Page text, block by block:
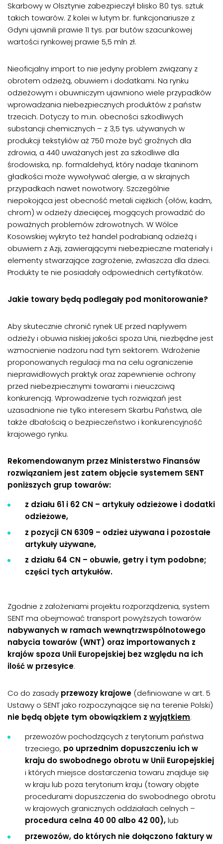
Skarbowy w Olsztynie zabezpieczył blisko 80 tys. sztuk
takich towarów. Z kolei w lutym br. funkcjonariusze z
Gdyni ujawnili prawie 11 tys. par butów szacunkowej
wartości rynkowej prawie 5,5 mln zł.
Nieoficjalny import to nie jedyny problem związany z
obrotem odzieżą, obuwiem i dodatkami. Na rynku
odzieżowym i obuwniczym ujawniono wiele przypadków
wprowadzania niebezpiecznych produktów z państw
trzecich. Dotyczy to m.in. obecności szkodliwych
substancji chemicznych – z 3,5 tys. używanych w
produkcji tekstyliów aż 750 może być groźnych dla
zdrowia, a 440 uważanych jest za szkodliwe dla
środowiska, np. formaldehyd, który nadaje tkaninom
gładkości może wywoływać alergie, a w skrajnych
przypadkach nawet nowotwory. Szczególnie
niepokojąca jest obecność metali ciężkich (ołów, kadm,
chrom) w odzieży dziecięcej, mogących prowadzić do
poważnych problemów zdrowotnych. W Wólce
Kosowskiej wykryto też handel podrabianą odzieżą i
obuwiem z Azji, zawierającymi niebezpieczne materiały i
elementy stwarzające zagrożenie, zwłaszcza dla dzieci.
Produkty te nie posiadały odpowiednich certyfikatów.
Jakie towary będą podlegały pod monitorowanie?
Aby skutecznie chronić rynek UE przed napływem
odzieży i obuwia niskiej jakości spoza Unii, niezbędne jest
wzmocnienie nadzoru nad tym sektorem. Wdrożenie
proponowanych regulacji ma na celu ograniczenie
nieprawidłowych praktyk oraz zapewnienie ochrony
przed niebezpiecznymi towarami i nieuczciwą
konkurencją. Wprowadzenie tych rozwiązań jest
uzasadnione nie tylko interesem Skarbu Państwa, ale
także dbałością o bezpieczeństwo i konkurencyjność
krajowego rynku.
Rekomendowanym przez Ministerstwo Finansów
rozwiązaniem jest zatem objęcie systemem SENT
poniższych grup towarów:
z działu 61 i 62 CN – artykuły odzieżowe i dodatki
odzieżowe,
z pozycji CN 6309 – odzież używana i pozostałe
artykuły używane,
z działu 64 CN – obuwie, getry i tym podobne;
części tych artykułów.
Zgodnie z założeniami projektu rozporządzenia, system
SENT ma obejmować transport powyższych towarów
nabywanych w ramach wewnątrzwspólnotowego
nabycia towarów (WNT) oraz importowanych z
krajów spoza Unii Europejskiej bez względu na ich
ilość w przesyłce.
Co do zasady przewozy krajowe (definiowane w art. 5
Ustawy o SENT jako rozpoczynające się na terenie Polski)
nie będą objęte tym obowiązkiem z wyjątkiem:
przewozów pochodzących z terytorium państwa
trzeciego, po uprzednim dopuszczeniu ich w
kraju do swobodnego obrotu w Unii Europejskiej
i których miejsce dostarczenia towaru znajduje się
w kraju lub poza terytorium kraju (towary objęte
procedurami dopuszczenia do swobodnego obrotu
w krajowych granicznych oddziałach celnych –
procedura celna 40 00 albo 42 00),lub
przewozów, do których nie dołączono faktury w